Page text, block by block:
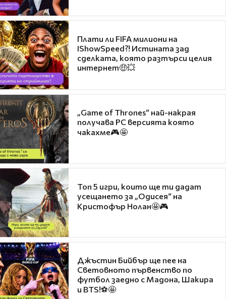
Плати ли FIFA милиони на
IShowSpeed?! Истината зад
сделката, която разтърси целия
интернет🤑💥
„Game of Thrones“ най-накрая
получава PC версията която
чакахме🎮🤩
Топ 5 игри, които ще ти дадат
усещането за „Одисея“ на
Кристофър Нолан🤩🎮
Джъстин Бийбър ще пее на
Световното първенство по
футбол заедно с Мадона, Шакира
и BTS!⚽🤩